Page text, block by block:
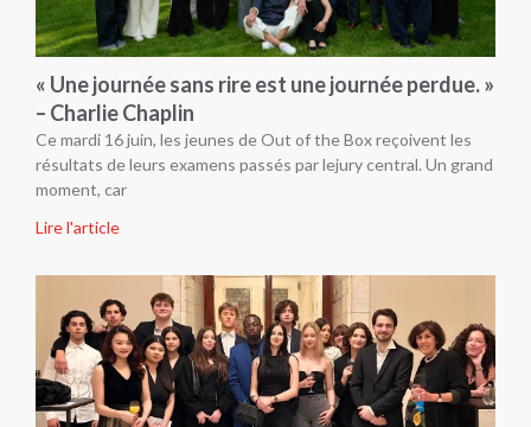
« Une journée sans rire est une journée perdue. »
– Charlie Chaplin
Ce mardi 16 juin, les jeunes de Out of the Box reçoivent les
résultats de leurs examens passés par lejury central. Un grand
moment, car
Lire l'article